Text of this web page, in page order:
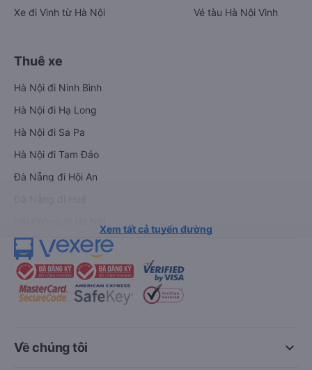
Xe đi Vinh từ Hà Nội
Vé tàu Hà Nội Vinh
Thuê xe
Hà Nội đi Ninh Bình
Hà Nội đi Hạ Long
Hà Nội đi Sa Pa
Hà Nội đi Tam Đảo
Đà Nẵng đi Hội An
Xem tất cả tuyến đường
keyboard_arrow_down
Về chúng tôi